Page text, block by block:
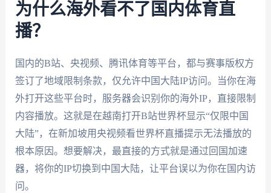
为什么海外看不了国内体育直
播？
国内的B站、央视频、腾讯体育等平台，都与赛事版权方
签订了地域限制条款，仅允许中国大陆IP访问。当你在海
外打开这些平台时，服务器会识别你的海外IP，直接限制
内容播放。这就是在越南打开B站世界杯显示“仅限中国
大陆”，在新加坡用央视频看世界杯直播提示无法播放的
根本原因。想要解决，最直接的方式就是通过回国加速
器，将你的IP切换到中国大陆，让平台误以为你在国内访
问。